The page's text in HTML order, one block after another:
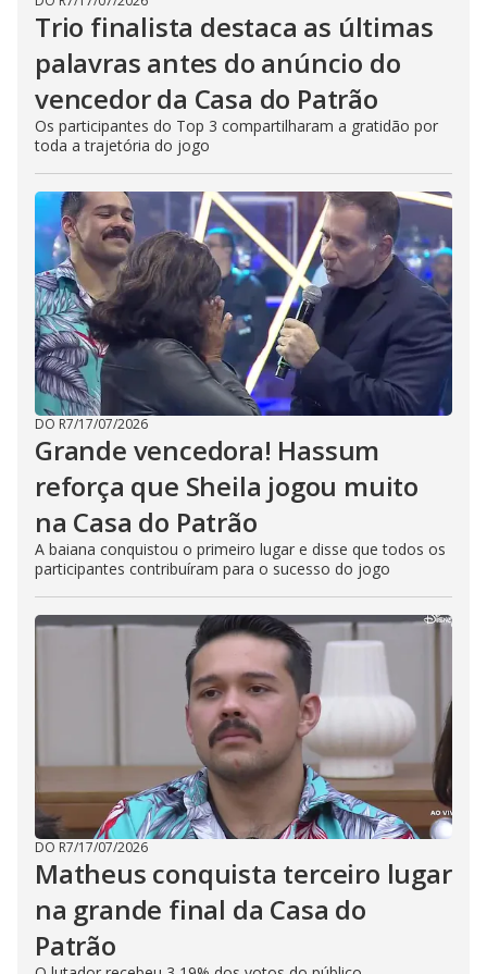
Trio finalista destaca as últimas
palavras antes do anúncio do
vencedor da Casa do Patrão
Os participantes do Top 3 compartilharam a gratidão por
toda a trajetória do jogo
DO R7/17/07/2026
Grande vencedora! Hassum
reforça que Sheila jogou muito
na Casa do Patrão
A baiana conquistou o primeiro lugar e disse que todos os
participantes contribuíram para o sucesso do jogo
DO R7/17/07/2026
Matheus conquista terceiro lugar
na grande final da Casa do
Patrão